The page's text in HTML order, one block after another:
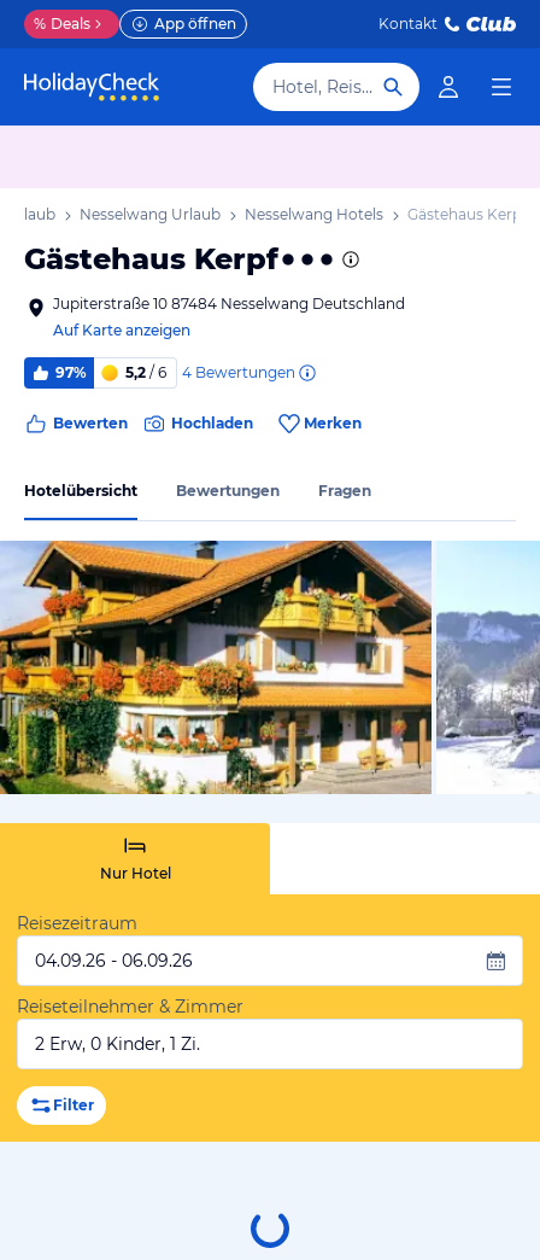
% Deals App öffnen Kontakt
Hotel, Reiseziel
Urlaub Nesselwang Urlaub Nesselwang Hotels Gästehaus Kerpf
Gästehaus Kerpf
Jupiterstraße 10 87484 Nesselwang Deutschland
Auf Karte anzeigen
97% 5,2 / 6 4 Bewertungen
Bewerten Hochladen Merken
Hotelübersicht Bewertungen Fragen
von
Nur Hotel
Reisezeitraum
04.09.26 - 06.09.26
Reiseteilnehmer & Zimmer
2 Erw, 0 Kinder, 1 Zi.
Filter